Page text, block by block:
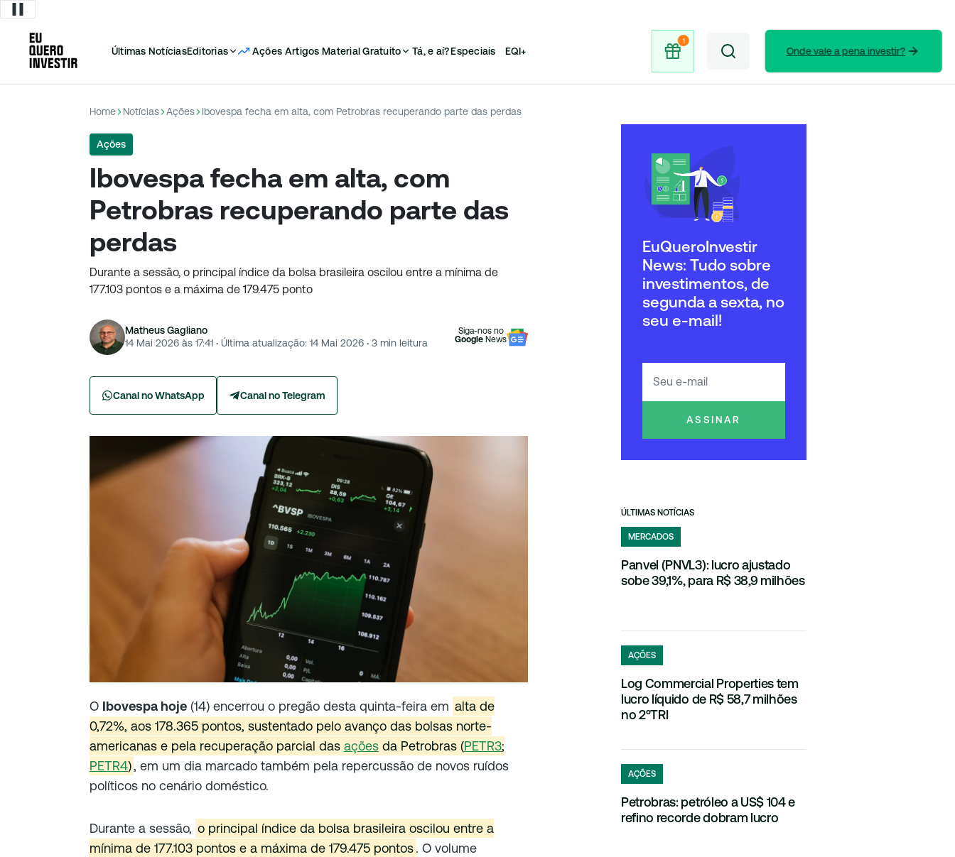
Últimas NotíciasEditorias Ações Artigos Material Gratuito Tá, e aí?Especiais EQI+ Onde vale a pena investir?
Home Notícias Ações Ibovespa fecha em alta, com Petrobras recuperando parte das perdas
Ações
Ibovespa fecha em alta, com
Petrobras recuperando parte das
perdas
Durante a sessão, o principal índice da bolsa brasileira oscilou entre a mínima de
177.103 pontos e a máxima de 179.475 ponto
Matheus Gagliano
14 Mai 2026 às 17:41 · Última atualização: 14 Mai 2026 · 3 min leitura
Siga-nos no
Google News
Canal no WhatsApp Canal no Telegram
O Ibovespa hoje (14) encerrou o pregão desta quinta-feira em alta de
0,72%, aos 178.365 pontos, sustentado pelo avanço das bolsas norte-
americanas e pela recuperação parcial das ações da Petrobras (PETR3;
PETR4), em um dia marcado também pela repercussão de novos ruídos
políticos no cenário doméstico.
Durante a sessão, o principal índice da bolsa brasileira oscilou entre a
mínima de 177.103 pontos e a máxima de 179.475 pontos. O volume
EuQueroInvestir
News: Tudo sobre
investimentos, de
segunda a sexta, no
seu e-mail!
ASSINAR
ÚLTIMAS NOTÍCIAS
MERCADOS
Panvel (PNVL3): lucro ajustado
sobe 39,1%, para R$ 38,9 milhões
AÇÕES
Log Commercial Properties tem
lucro líquido de R$ 58,7 milhões
no 2ºTRI
AÇÕES
Petrobras: petróleo a US$ 104 e
refino recorde dobram lucro